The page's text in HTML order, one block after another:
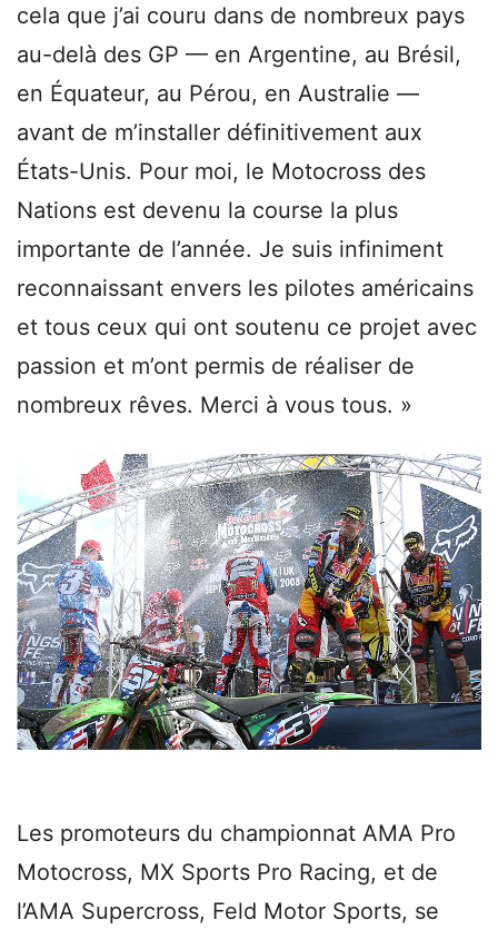
cela que j’ai couru dans de nombreux pays
au-delà des GP — en Argentine, au Brésil,
en Équateur, au Pérou, en Australie —
avant de m’installer définitivement aux
États-Unis. Pour moi, le Motocross des
Nations est devenu la course la plus
importante de l’année. Je suis infiniment
reconnaissant envers les pilotes américains
et tous ceux qui ont soutenu ce projet avec
passion et m’ont permis de réaliser de
nombreux rêves. Merci à vous tous. »
Les promoteurs du championnat AMA Pro
Motocross, MX Sports Pro Racing, et de
l’AMA Supercross, Feld Motor Sports, se